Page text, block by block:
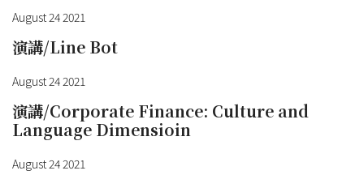
August 24 2021
演講/Line Bot
August 24 2021
演講/Corporate Finance: Culture and
Language Dimensioin
August 24 2021